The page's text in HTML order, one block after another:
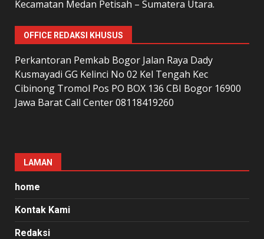
Kecamatan Medan Petisah – Sumatera Utara.
OFFICE REDAKSI KHUSUS
Perkantoran Pemkab Bogor Jalan Raya Dady
Kusmayadi GG Kelinci No 02 Kel Tengah Kec
Cibinong Tromol Pos PO BOX 136 CBI Bogor 16900
Jawa Barat Call Center 08118419260
LAMAN
home
Kontak Kami
Redaksi